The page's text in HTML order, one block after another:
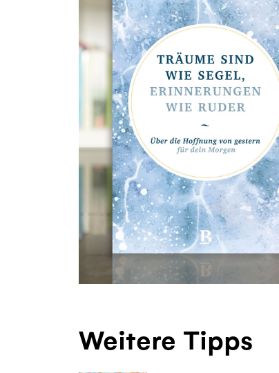
Weitere Tipps